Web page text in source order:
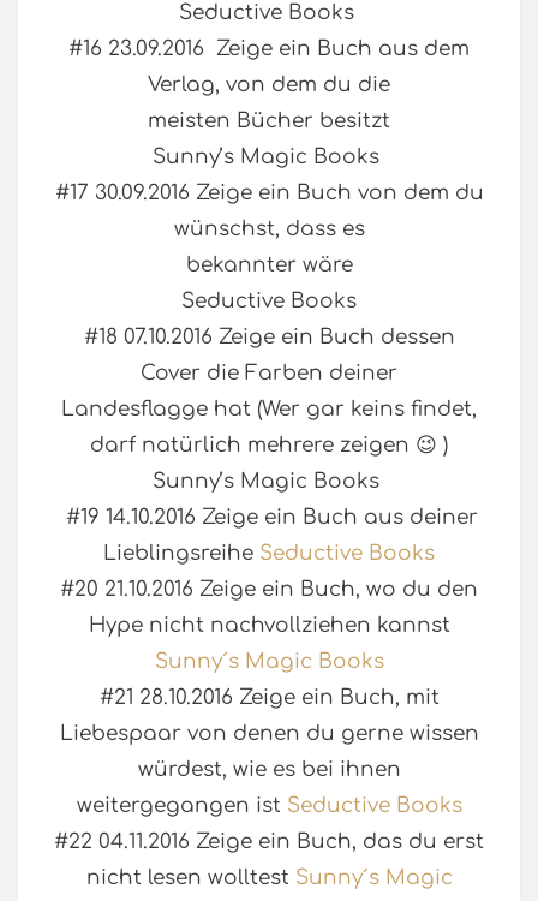
Seductive Books
#16 23.09.2016 Zeige ein Buch aus dem
Verlag, von dem du die
meisten Bücher besitzt
Sunny’s Magic Books
#17 30.09.2016 Zeige ein Buch von dem du
wünschst, dass es
bekannter wäre
Seductive Books
#18 07.10.2016 Zeige ein Buch dessen
Cover die Farben deiner
Landesflagge hat (Wer gar keins findet,
darf natürlich mehrere zeigen 😉 )
Sunny’s Magic Books
#19 14.10.2016 Zeige ein Buch aus deiner
Lieblingsreihe Seductive Books
#20 21.10.2016 Zeige ein Buch, wo du den
Hype nicht nachvollziehen kannst
Sunny´s Magic Books
#21 28.10.2016 Zeige ein Buch, mit
Liebespaar von denen du gerne wissen
würdest, wie es bei ihnen
weitergegangen ist Seductive Books
#22 04.11.2016 Zeige ein Buch, das du erst
nicht lesen wolltest Sunny´s Magic